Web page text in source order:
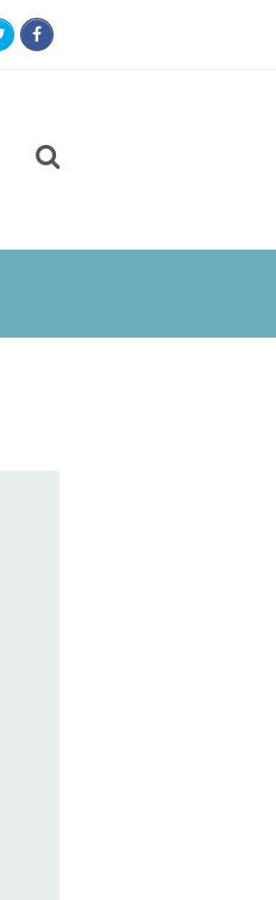
TwitterFacebook